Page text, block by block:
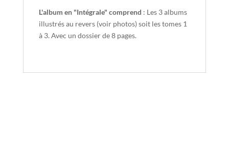
L'album en "Intégrale" comprend : Les 3 albums
illustrés au revers (voir photos) soit les tomes 1
à 3. Avec un dossier de 8 pages.